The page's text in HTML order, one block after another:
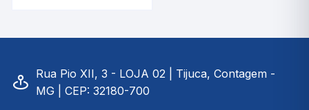
Rua Pio XII, 3 - LOJA 02 | Tijuca, Contagem -
MG | CEP: 32180-700